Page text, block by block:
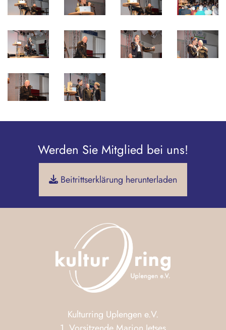
Werden Sie Mitglied bei uns!
Beitrittserklärung herunterladen
Kulturring Uplengen e.V.